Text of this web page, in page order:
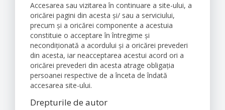
Accesarea sau vizitarea în continuare a site-ului, a
oricărei pagini din acesta şi/ sau a serviciului,
precum şi a oricărei componente a acestuia
constituie o acceptare în întregime şi
necondiţionată a acordului şi a oricărei prevederi
din acesta, iar neacceptarea acestui acord ori a
oricărei prevederi din acesta atrage obligaţia
persoanei respective de a înceta de îndată
accesarea site-ului.
Drepturile de autor